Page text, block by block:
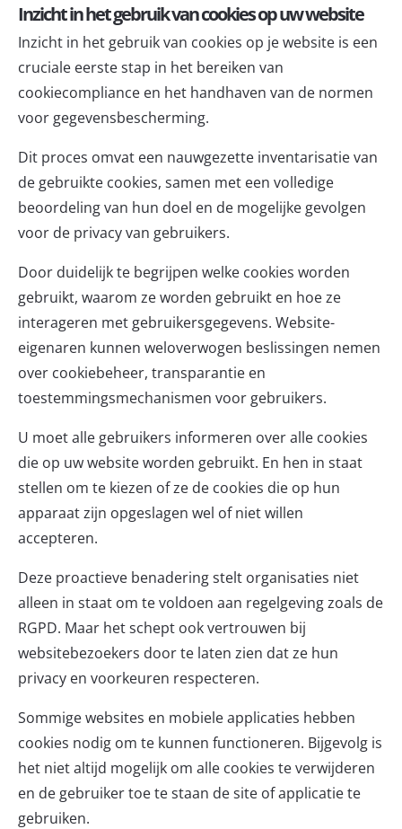
Inzicht in het gebruik van cookies op uw website
Inzicht in het gebruik van cookies op je website is een
cruciale eerste stap in het bereiken van
cookiecompliance en het handhaven van de normen
voor gegevensbescherming.
Dit proces omvat een nauwgezette inventarisatie van
de gebruikte cookies, samen met een volledige
beoordeling van hun doel en de mogelijke gevolgen
voor de privacy van gebruikers.
Door duidelijk te begrijpen welke cookies worden
gebruikt, waarom ze worden gebruikt en hoe ze
interageren met gebruikersgegevens. Website-
eigenaren kunnen weloverwogen beslissingen nemen
over cookiebeheer, transparantie en
toestemmingsmechanismen voor gebruikers.
U moet alle gebruikers informeren over alle cookies
die op uw website worden gebruikt. En hen in staat
stellen om te kiezen of ze de cookies die op hun
apparaat zijn opgeslagen wel of niet willen
accepteren.
Deze proactieve benadering stelt organisaties niet
alleen in staat om te voldoen aan regelgeving zoals de
RGPD. Maar het schept ook vertrouwen bij
websitebezoekers door te laten zien dat ze hun
privacy en voorkeuren respecteren.
Sommige websites en mobiele applicaties hebben
cookies nodig om te kunnen functioneren. Bijgevolg is
het niet altijd mogelijk om alle cookies te verwijderen
en de gebruiker toe te staan de site of applicatie te
gebruiken.